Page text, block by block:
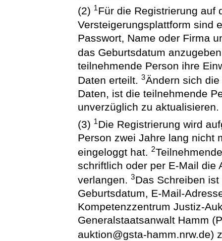
(2) 1Für die Registrierung auf
Versteigerungsplattform sind
Passwort, Name oder Firma
das Geburtsdatum
teilnehmende Person ihre
Daten erteilt.3Ändern sich
Daten, ist die teilnehmende
unverzüglich zu aktualisieren.
(3) 1Die Registrierung wird
Person zwei Jahre lang nicht
eingeloggt hat.2
schriftlich oder per E-Mail die
verlangen.3Das Schreiben
Geburtsdatum, E-Mail-
Kompetenzzentrum Justiz-
Generalstaatsanwalt Hamm
auktion@gsta-hamm.nrw.de)